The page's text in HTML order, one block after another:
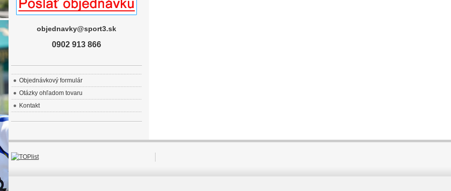
objednavky@sport3.sk
0902 913 866
Objednávkový formulár
Otázky ohľadom tovaru
Kontakt